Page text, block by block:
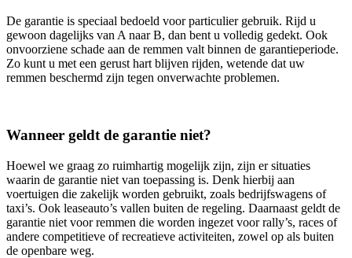
De garantie is speciaal bedoeld voor particulier gebruik. Rijd u
gewoon dagelijks van A naar B, dan bent u volledig gedekt. Ook
onvoorziene schade aan de remmen valt binnen de garantieperiode.
Zo kunt u met een gerust hart blijven rijden, wetende dat uw
remmen beschermd zijn tegen onverwachte problemen.
Wanneer geldt de garantie niet?
Hoewel we graag zo ruimhartig mogelijk zijn, zijn er situaties
waarin de garantie niet van toepassing is. Denk hierbij aan
voertuigen die zakelijk worden gebruikt, zoals bedrijfswagens of
taxi’s. Ook leaseauto’s vallen buiten de regeling. Daarnaast geldt de
garantie niet voor remmen die worden ingezet voor rally’s, races of
andere competitieve of recreatieve activiteiten, zowel op als buiten
de openbare weg.